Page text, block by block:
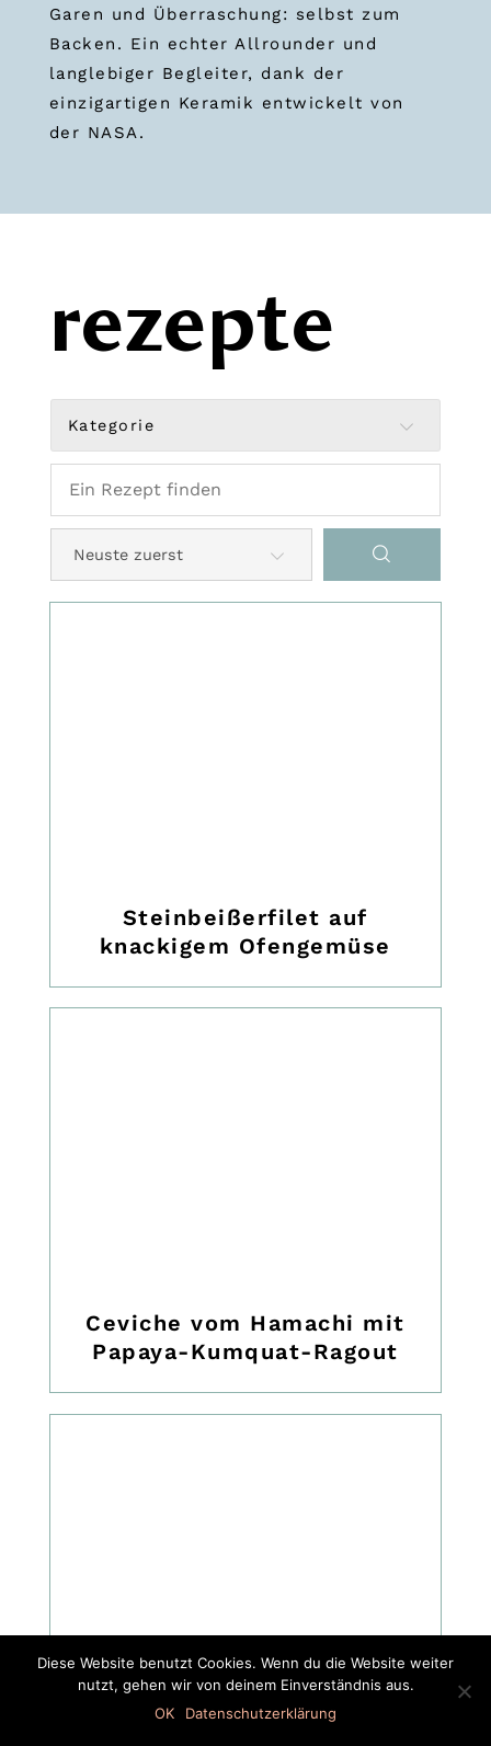
Garen und Überraschung: selbst zum
Backen. Ein echter Allrounder und
langlebiger Begleiter, dank der
einzigartigen Keramik entwickelt von
der NASA.
rezepte
Kategorie
Steinbeißerfilet auf
knackigem Ofengemüse
Ceviche vom Hamachi mit
Papaya-Kumquat-Ragout
Hamachifilet mit wildem
Diese Website benutzt Cookies. Wenn du die Website weiter
nutzt, gehen wir von deinem Einverständnis aus.
OK
Datenschutzerklärung